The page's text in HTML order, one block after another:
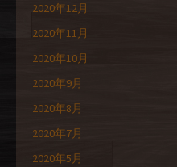
2020年12月
2020年11月
2020年10月
2020年9月
2020年8月
2020年7月
2020年5月